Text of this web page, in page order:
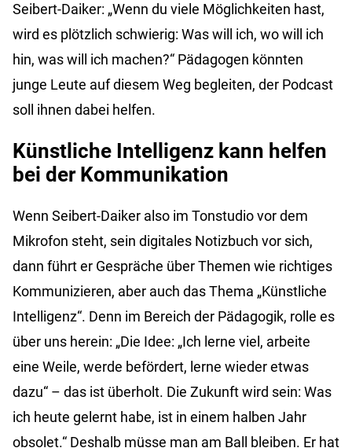
Seibert-Daiker: „Wenn du viele Möglichkeiten hast,
wird es plötzlich schwierig: Was will ich, wo will ich
hin, was will ich machen?“ Pädagogen könnten
junge Leute auf diesem Weg begleiten, der Podcast
soll ihnen dabei helfen.
Künstliche Intelligenz kann helfen
bei der Kommunikation
Wenn Seibert-Daiker also im Tonstudio vor dem
Mikrofon steht, sein digitales Notizbuch vor sich,
dann führt er Gespräche über Themen wie richtiges
Kommunizieren, aber auch das Thema „Künstliche
Intelligenz“. Denn im Bereich der Pädagogik, rolle es
über uns herein: „Die Idee: „Ich lerne viel, arbeite
eine Weile, werde befördert, lerne wieder etwas
dazu“ – das ist überholt. Die Zukunft wird sein: Was
ich heute gelernt habe, ist in einem halben Jahr
obsolet.“ Deshalb müsse man am Ball bleiben. Er hat